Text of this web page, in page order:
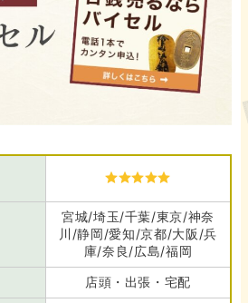
宮城/埼玉/千葉/東京/神奈
川/静岡/愛知/京都/大阪/兵
庫/奈良/広島/福岡
店頭・出張・宅配